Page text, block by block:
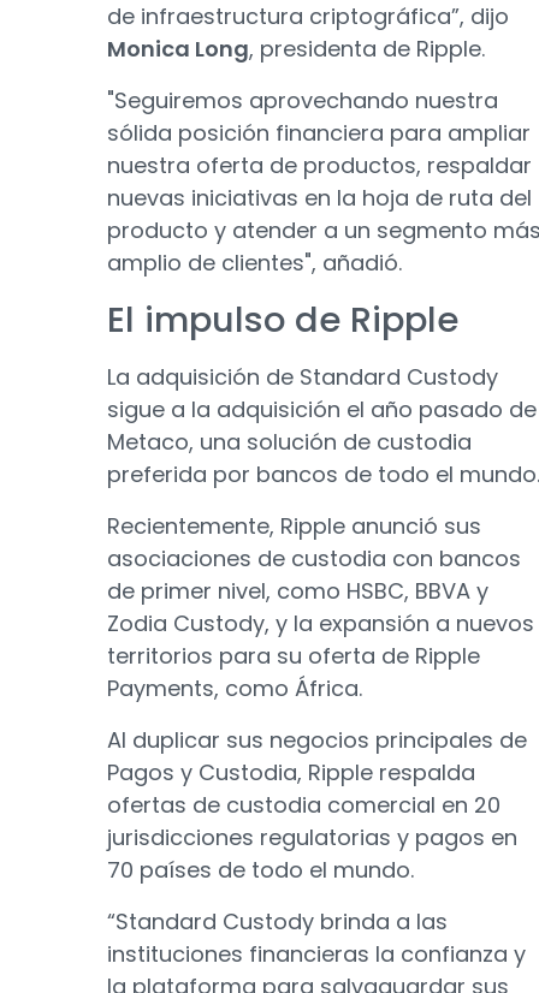
de infraestructura criptográfica”, dijo
Monica Long, presidenta de Ripple.
"Seguiremos aprovechando nuestra
sólida posición financiera para ampliar
nuestra oferta de productos, respaldar
nuevas iniciativas en la hoja de ruta del
producto y atender a un segmento
amplio de clientes", añadió.
El impulso de Ripple
La adquisición de Standard Custody
sigue a la adquisición el año pasado de
Metaco, una solución de custodia
preferida por bancos de todo el mundo.
Recientemente, Ripple anunció sus
asociaciones de custodia con bancos
de primer nivel, como HSBC, BBVA y
Zodia Custody, y la expansión a nuevos
territorios para su oferta de Ripple
Payments, como África.
Al duplicar sus negocios principales de
Pagos y Custodia, Ripple respalda
ofertas de custodia comercial en 20
jurisdicciones regulatorias y pagos en
70 países de todo el mundo.
“Standard Custody brinda a las
instituciones financieras la confianza y
la plataforma para salvaguardar sus